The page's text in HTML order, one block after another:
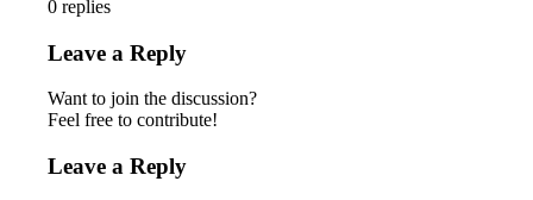
0 replies
Leave a Reply
Want to join the discussion?
Feel free to contribute!
Leave a Reply